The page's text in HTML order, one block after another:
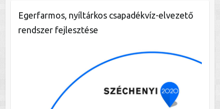
Egerfarmos, nyíltárkos csapadékvíz-elvezető
rendszer fejlesztése